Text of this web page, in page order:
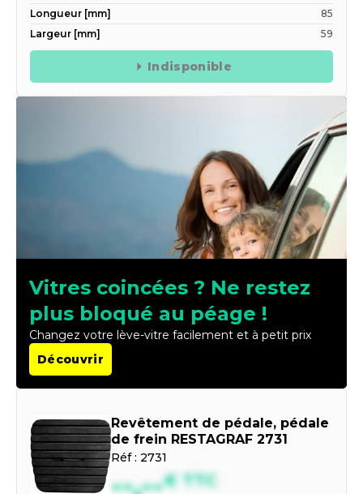
Longueur [mm]
85
Largeur [mm]
59
Indisponible
Vitres coincées ? Ne restez
plus bloqué au péage !
Changez votre lève-vitre facilement et à petit prix
Découvrir
Revêtement de pédale, pédale
de frein RESTAGRAF 2731
Réf : 2731
--,--€ TTC